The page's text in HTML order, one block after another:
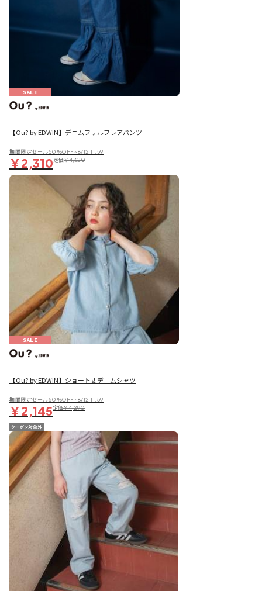
SALE
【Ou? by EDWIN】デニムフリルフレアパンツ
期間限定セール50％OFF~8/12 11:59
￥2,310定価￥4,620
SALE
【Ou? by EDWIN】ショート丈デニムシャツ
期間限定セール50％OFF~8/12 11:59
￥2,145定価￥4,290